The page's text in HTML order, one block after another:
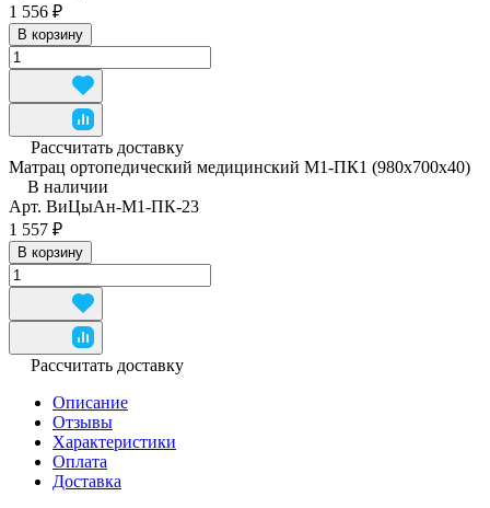
1 556 ₽
В корзину
Рассчитать доставку
Матрац ортопедический медицинский М1-ПК1 (980x700x40)
В наличии
Арт. ВиЦыАн-М1-ПК-23
1 557 ₽
В корзину
Рассчитать доставку
Описание
Отзывы
Характеристики
Оплата
Доставка